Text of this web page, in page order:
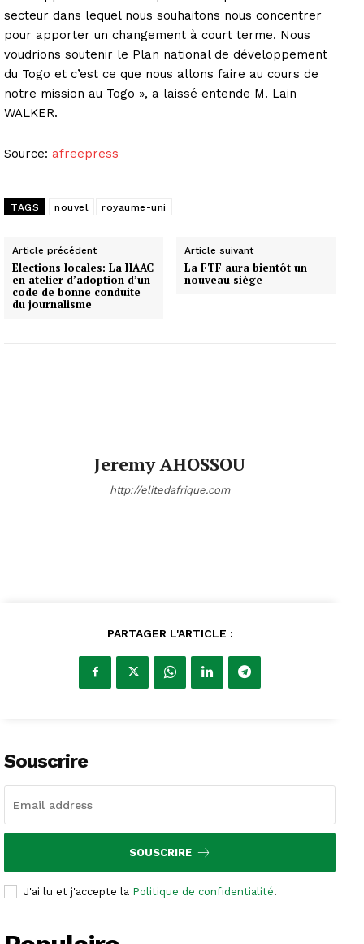
secteur dans lequel nous souhaitons nous concentrer
pour apporter un changement à court terme. Nous
voudrions soutenir le Plan national de développement
du Togo et c’est ce que nous allons faire au cours de
notre mission au Togo », a laissé entende M. Lain
WALKER.
Source: afreepress
TAGS nouvel royaume-uni
Article précédent
Elections locales: La HAAC
en atelier d’adoption d’un
code de bonne conduite
du journalisme
Article suivant
La FTF aura bientôt un
nouveau siège
Jeremy AHOSSOU
http://elitedafrique.com
PARTAGER L'ARTICLE :
Souscrire
SOUSCRIRE
J'ai lu et j'accepte la Politique de confidentialité.